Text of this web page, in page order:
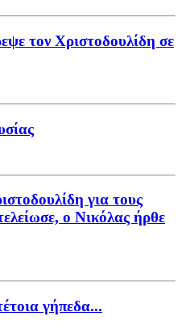
τον Χριστοδουλίδη σε
για τους
ο Νικόλας ήρθε
γήπεδα...